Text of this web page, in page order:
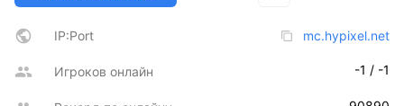
IP:Port mc.hypixel.net
Игроков онлайн -1 / -1